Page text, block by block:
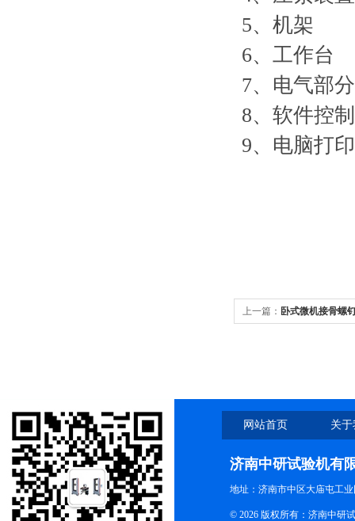
5、机架
6、工作台
7、电气部分
8、软件控
9、电脑打
上一篇： 卧式微机接骨螺
网站首页 关
济南中研试验机有
地址：济南市中区大庙屯工
© 2026 版权所有：济南中研